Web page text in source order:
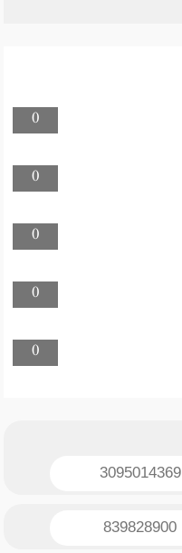
0
0
0
0
0
3095014369
839828900